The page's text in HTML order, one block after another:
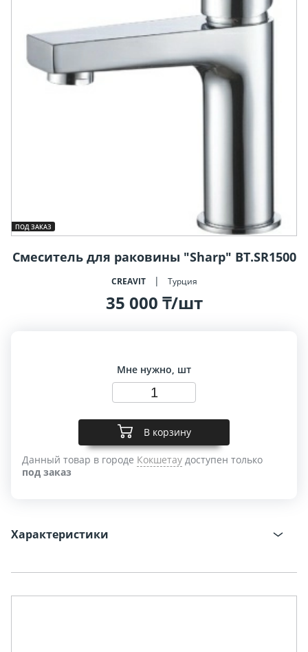
ПОД ЗАКАЗ
Характеристики
Смеситель для раковины "Sharp" BT.SR1500
CREAVIT Турция
35 000 ₸/шт
Мне нужно, шт
В корзину
Данный товар в городе Кокшетау доступен только
под заказ